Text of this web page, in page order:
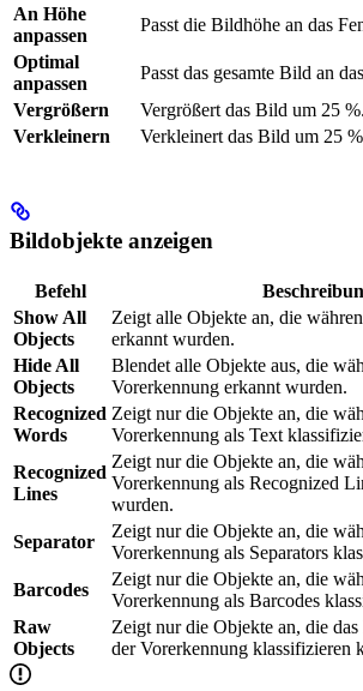
An Höhe
anpassen
Passt die Bildhöhe an das
Optimal
anpassen
Passt das gesamte Bild an
Vergrößern
Vergrößert das Bild um 25 %.
Verkleinern
Verkleinert das Bild um 25
Bildobjekte anzeigen
Befehl
Show All
Objects
Zeigt alle Objekte an, die
erkannt wurden.
Hide All
Objects
Blendet alle Objekte aus, die
Vorerkennung erkannt wurden.
Recognized
Words
Zeigt nur die Objekte an, die
Vorerkennung als Text
Recognized
Lines
Zeigt nur die Objekte an, die
Vorerkennung als Recognized
wurden.
Separator
Zeigt nur die Objekte an, die
Vorerkennung als Separators
Barcodes
Zeigt nur die Objekte an, die
Vorerkennung als Barcodes
Raw
Objects
Zeigt nur die Objekte an, die
der Vorerkennung klassifizieren